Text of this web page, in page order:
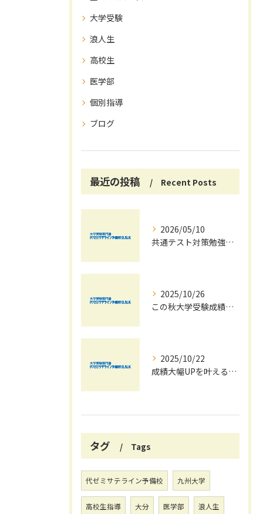
大学受験
浪人生
高校生
医学部
個別指導
ブログ
最近の投稿 Recent Posts
2026/05/10
共通テスト対策勉強は早めに始めましょう！
2025/10/26
この秋大学受験成績大幅UPの秘訣
2025/10/22
成績大幅UPを叶える秋の効率学習法
タグ Tags
代ゼミサテライン予備校 九州大学
高校生指導 大分 医学部 浪人生